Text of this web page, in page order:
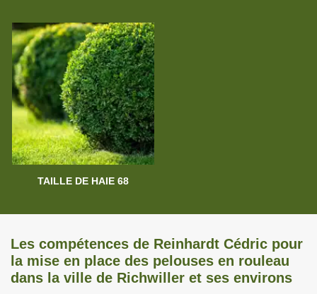
TAILLE DE HAIE 68
Les compétences de Reinhardt Cédric pour
la mise en place des pelouses en rouleau
dans la ville de Richwiller et ses environs